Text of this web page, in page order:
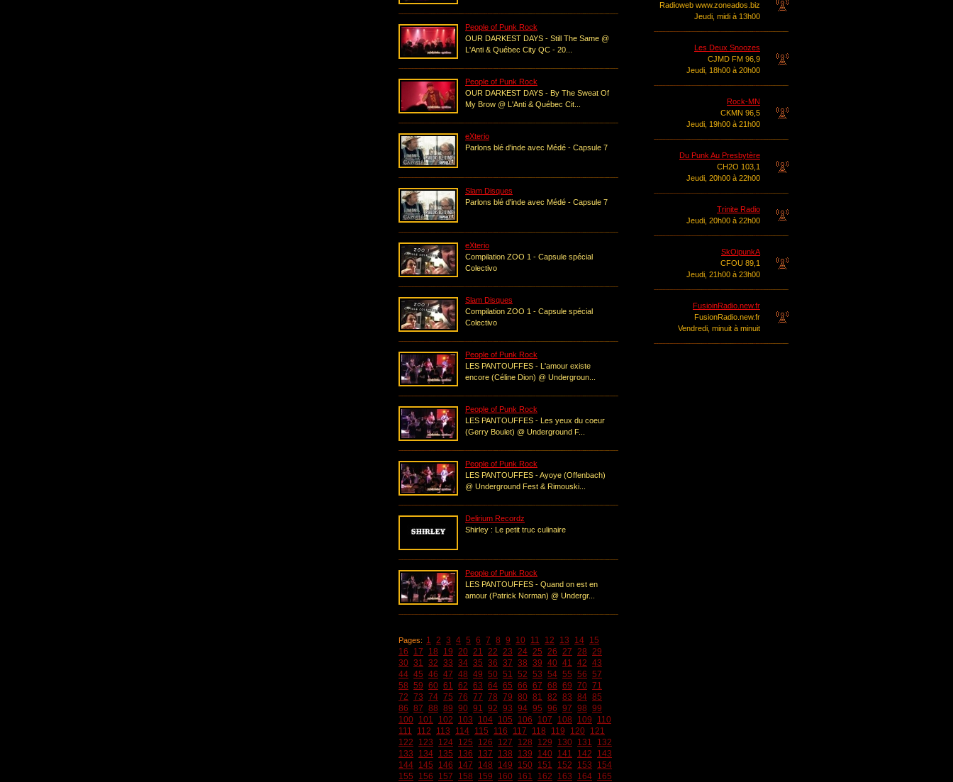
People of Punk Rock
OUR DARKEST DAYS - Still The Same @
L'Anti & Québec City QC - 20...
People of Punk Rock
OUR DARKEST DAYS - By The Sweat Of
My Brow @ L'Anti & Québec Cit...
eXterio
Parlons blé d'inde avec Médé - Capsule 7
Slam Disques
Parlons blé d'inde avec Médé - Capsule 7
eXterio
Compilation ZOO 1 - Capsule spécial
Colectivo
Slam Disques
Compilation ZOO 1 - Capsule spécial
Colectivo
People of Punk Rock
LES PANTOUFFES - L'amour existe
encore (Céline Dion) @ Undergroun...
People of Punk Rock
LES PANTOUFFES - Les yeux du coeur
(Gerry Boulet) @ Underground F...
People of Punk Rock
LES PANTOUFFES - Ayoye (Offenbach)
@ Underground Fest & Rimouski...
Delirium Recordz
Shirley : Le petit truc culinaire
People of Punk Rock
LES PANTOUFFES - Quand on est en
amour (Patrick Norman) @ Undergr...
Pages: 1 2 3 4 5 6 7 8 9 10 11 12 13 14 15
16
17 18 19 20 21 22 23 24 25 26 27 28 29
30 31 32 33 34 35 36 37 38 39 40 41 42 43
44 45 46 47 48 49 50 51 52 53 54 55 56 57
58 59 60 61 62 63 64 65 66 67 68 69 70 71
72 73 74 75 76 77 78 79 80 81 82 83 84 85
86 87 88 89 90 91 92 93 94 95 96 97 98 99
100 101 102 103 104 105 106 107 108 109
110
111
112 113 114 115 116 117 118 119 120 121
122
123 124 125 126 127 128 129 130 131
132
133
134 135 136 137 138 139 140 141 142
143
144 145 146 147 148 149 150 151 152 153
154
155
156 157 158 159 160 161 162 163 164 165
Radioweb www.zoneados.biz
Jeudi, midi à 13h00
Les Deux Snoozes
CJMD FM 96,9
Jeudi, 18h00 à 20h00
Rock-MN
CKMN 96,5
Jeudi, 19h00 à 21h00
Du Punk Au Presbytère
CH2O 103,1
Jeudi, 20h00 à 22h00
Trinite Radio
Jeudi, 20h00 à 22h00
SkOipunkA
CFOU 89,1
Jeudi, 21h00 à 23h00
FusioinRadio.new.fr
FusionRadio.new.fr
Vendredi, minuit à minuit